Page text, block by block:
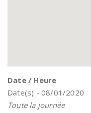
Date / Heure
Date(s) - 08/01/2020
Toute la journée